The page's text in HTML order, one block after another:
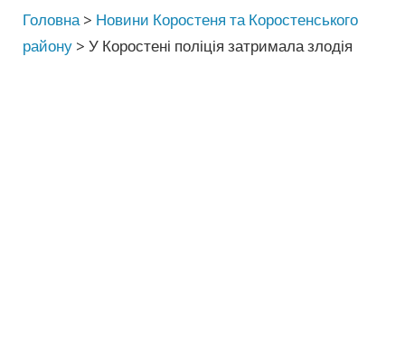
Головна > Новини Коростеня та Коростенського
району >У Коростені поліція затримала злодія